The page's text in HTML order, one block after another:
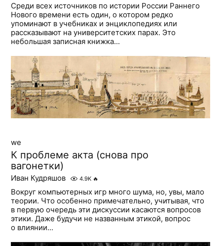
Среди всех источников по истории России Раннего
Нового времени есть один, о котором редко
упоминают в учебниках и энциклопедиях или
рассказывают на университетских парах. Это
небольшая записная книжка...
we
К проблеме акта (снова про
вагонетки)
Иван Кудряшов 4.9K 🔥
Вокруг компьютерных игр много шума, но, увы, мало
теории. Что особенно примечательно, учитывая, что
в первую очередь эти дискуссии касаются вопросов
этики. Даже будучи не названным этикой, вопрос
о влиянии...